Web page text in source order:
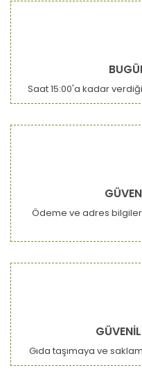
Saat 15:00'a kadar
Ödeme ve adres
Gıda taşımaya ve